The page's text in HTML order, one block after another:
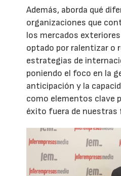
Además, aborda qué
organizaciones que
los mercados
optado por ralentizar o
estrategias de
poniendo el foco en la
anticipación y la
como elementos clave
éxito fuera de